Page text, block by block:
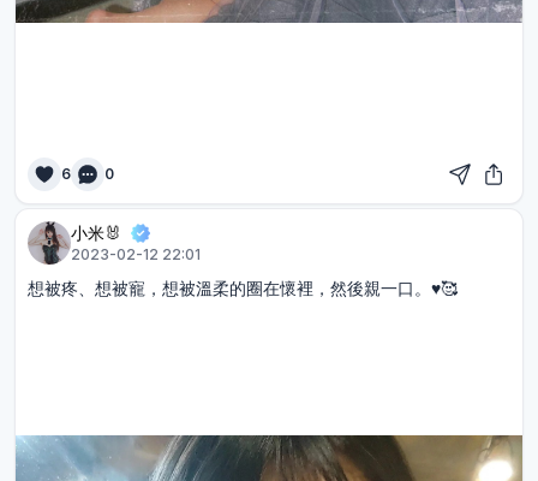
6 0
小米🐰
2023-02-12 22:01
想被疼、想被寵，想被溫柔的圈在懷裡，然後親一口。♥️🥰